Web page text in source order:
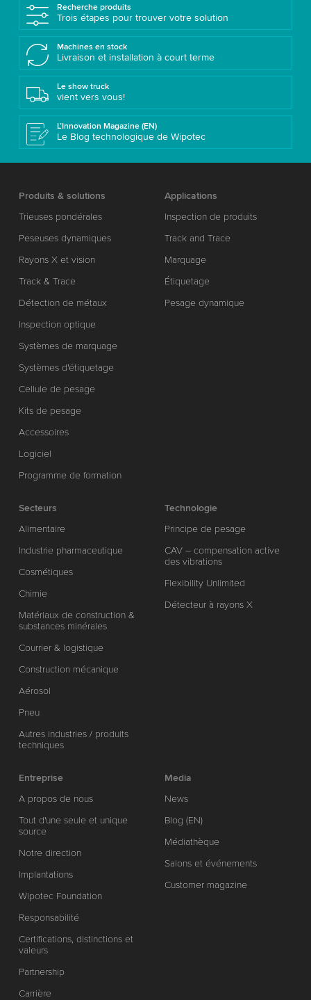
Recherche produits
Trois étapes pour trouver votre solution
Machines en stock
Livraison et installation à court terme
Le show truck
vient vers vous!
L’Innovation Magazine (EN)
Le Blog technologique de Wipotec
Produits & solutions
Trieuses pondérales
Peseuses dynamiques
Rayons X et vision
Track & Trace
Détection de métaux
Inspection optique
Systèmes de marquage
Systèmes d'étiquetage
Cellule de pesage
Kits de pesage
Accessoires
Logiciel
Programme de formation
Applications
Inspection de produits
Track and Trace
Marquage
Étiquetage
Pesage dynamique
Secteurs
Alimentaire
Industrie pharmaceutique
Cosmétiques
Chimie
Matériaux de construction &
substances minérales
Courrier & logistique
Construction mécanique
Aérosol
Pneu
Autres industries / produits
techniques
Technologie
Principe de pesage
CAV – compensation active
des vibrations
Flexibility Unlimited
Détecteur à rayons X
Entreprise
A propos de nous
Tout d'une seule et unique
source
Notre direction
Implantations
Wipotec Foundation
Responsabilité
Certifications, distinctions et
valeurs
Partnership
Carrière
Media
News
Blog (EN)
Médiathèque
Salons et événements
Customer magazine